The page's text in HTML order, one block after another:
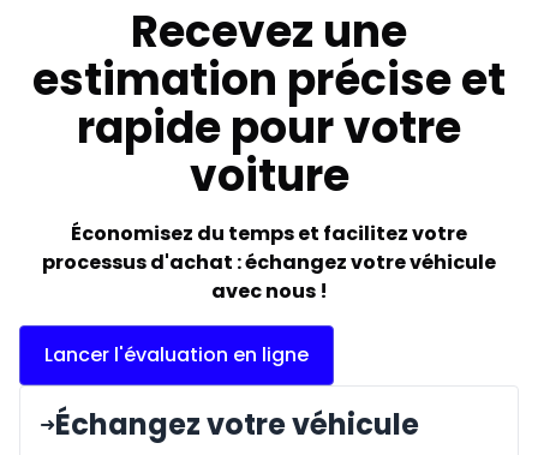
Recevez une
estimation précise et
rapide pour votre
voiture
Économisez du temps et facilitez votre
processus d'achat : échangez votre véhicule
avec nous !
Lancer l'évaluation en ligne
➜Échangez votre véhicule